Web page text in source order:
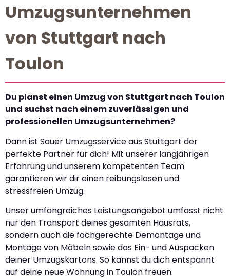
Umzugsunternehmen
von Stuttgart nach
Toulon
Du planst einen Umzug von Stuttgart nach Toulon
und suchst nach einem zuverlässigen und
professionellen Umzugsunternehmen?
Dann ist Sauer Umzugsservice aus Stuttgart der
perfekte Partner für dich! Mit unserer langjährigen
Erfahrung und unserem kompetenten Team
garantieren wir dir einen reibungslosen und
stressfreien Umzug.
Unser umfangreiches Leistungsangebot umfasst nicht
nur den Transport deines gesamten Hausrats,
sondern auch die fachgerechte Demontage und
Montage von Möbeln sowie das Ein- und Auspacken
deiner Umzugskartons. So kannst du dich entspannt
auf deine neue Wohnung in Toulon freuen.